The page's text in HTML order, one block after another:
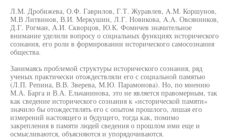
Л.М. Дробижева, О.Ф. Гаврилов, Г.Т. Журавлев, A.M. Коршунов,
М.В Литвинов, В.И. Меркушин, Л.Г. Новикова, A.A. Овсянников,
Д.Г. Рогман, А.И. Скворцов, Ю.К. Фомичев значительное
внимание уделили вопросу о социальных функциях исторического
сознания, его роли в формировании исторического самосознания
общества.
Занимаясь проблемой структуры исторического сознания, ряд
ученых практически отождествляли его с социальной памятью
(Л.П. Репина, В.В. Зверева, М.Ю. Парамонова). Но, по мнению
М.А. Барга и В.А. Ельчанинова, это не является правомерным, так
как сведение исторического сознания к «исторической памяти»
значило бы отождествлять его с опытом прошлого, лишая его
измерений настоящего и будущего, тогда как, помимо
закрепления в памяти людей сведения о прошлом ими еще и
осмысливаются, объясняются и упорядочиваются.